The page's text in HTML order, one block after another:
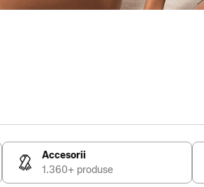
Accesorii
1.360+ produse